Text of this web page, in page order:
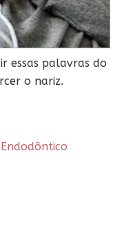
essas palavras do
o nariz.